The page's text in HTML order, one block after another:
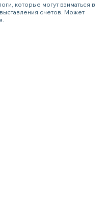
которые могут взиматься в
счетов. Может